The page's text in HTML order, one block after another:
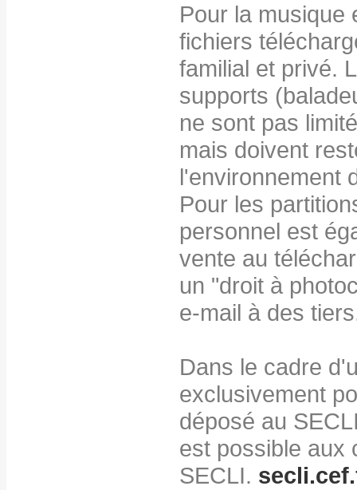
Pour la musique
fichiers
familial et privé.
supports
ne sont pas
mais doivent
l'environnement
Pour les
personnel est
vente au
un "droit à
e-mail à des
Dans le cadre
exclusivement
déposé au
est possible aux
SECLI.